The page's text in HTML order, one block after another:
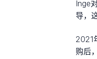
Inge
导，
2021
购后